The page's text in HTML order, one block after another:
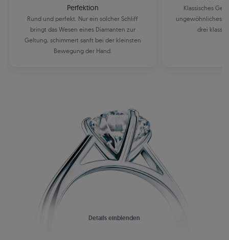
Perfektion
Rund und perfekt. Nur ein solcher Schliff
bringt das Wesen eines Diamanten zur
Geltung, schimmert sanft bei der kleinsten
Bewegung der Hand.
Klassisches
ungewöhnliches
drei
Details einblenden